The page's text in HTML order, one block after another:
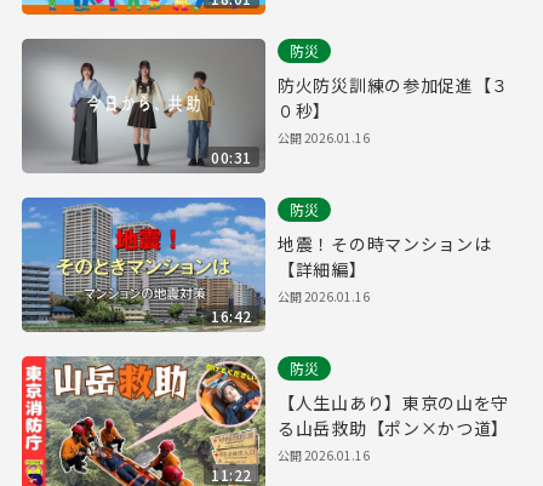
00:31
防災
防火防災訓練の参加促進【３
０秒】
公開2026.01.16
16:42
防災
地震！その時マンションは
【詳細編】
公開2026.01.16
11:22
防災
【人生山あり】東京の山を守
る山岳救助【ポン×かつ道】
公開2026.01.16